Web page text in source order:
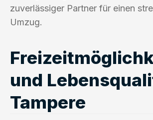
zuverlässiger Partner für einen
Umzug.
und
Tampere